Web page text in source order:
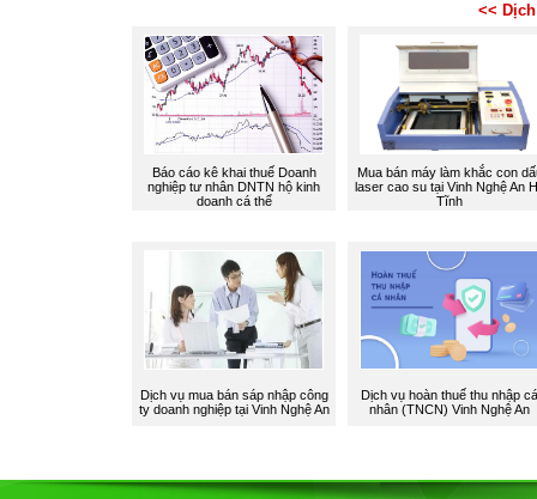
<<
Báo cáo kê khai thuế Doanh
nghiệp tư nhân DNTN hộ kinh
doanh cá thể
Mua bán máy làm khắc con
laser cao su tại Vinh Nghệ An
Tĩnh
Dịch vụ mua bán sáp nhập công
ty doanh nghiệp tại Vinh Nghệ An
Dịch vụ hoàn thuế thu nhập cá
nhân (TNCN) Vinh Nghệ An